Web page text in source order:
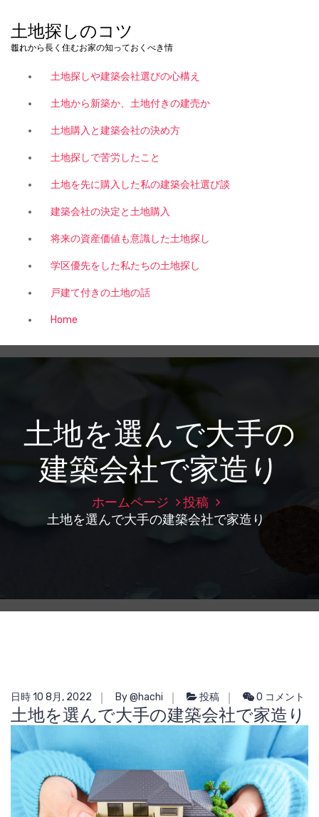
土地探しのコツ
これから長く住むお家の知っておくべき情報。
土地探しや建築会社選びの心構え
土地から新築か、土地付きの建売か
土地購入と建築会社の決め方
土地探しで苦労したこと
土地を先に購入した私の建築会社選び談
建築会社の決定と土地購入
将来の資産価値も意識した土地探し
学区優先をした私たちの土地探し
戸建て付きの土地の話
Home
土地を選んで大手の
建築会社で家造り
ホームページ
投稿
土地を選んで大手の建築会社で家造り
日時 10 8月, 2022 By @hachi 投稿 0 コメント
土地を選んで大手の建築会社で家造り